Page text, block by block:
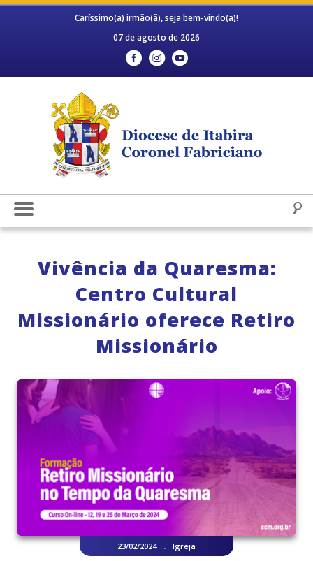
Caríssimo(a) irmão(ã), seja bem-vindo(a)!
07 de agosto de 2026
Vivência da Quaresma:
Centro Cultural
Missionário oferece Retiro
Missionário
23/02/2024 . Igreja